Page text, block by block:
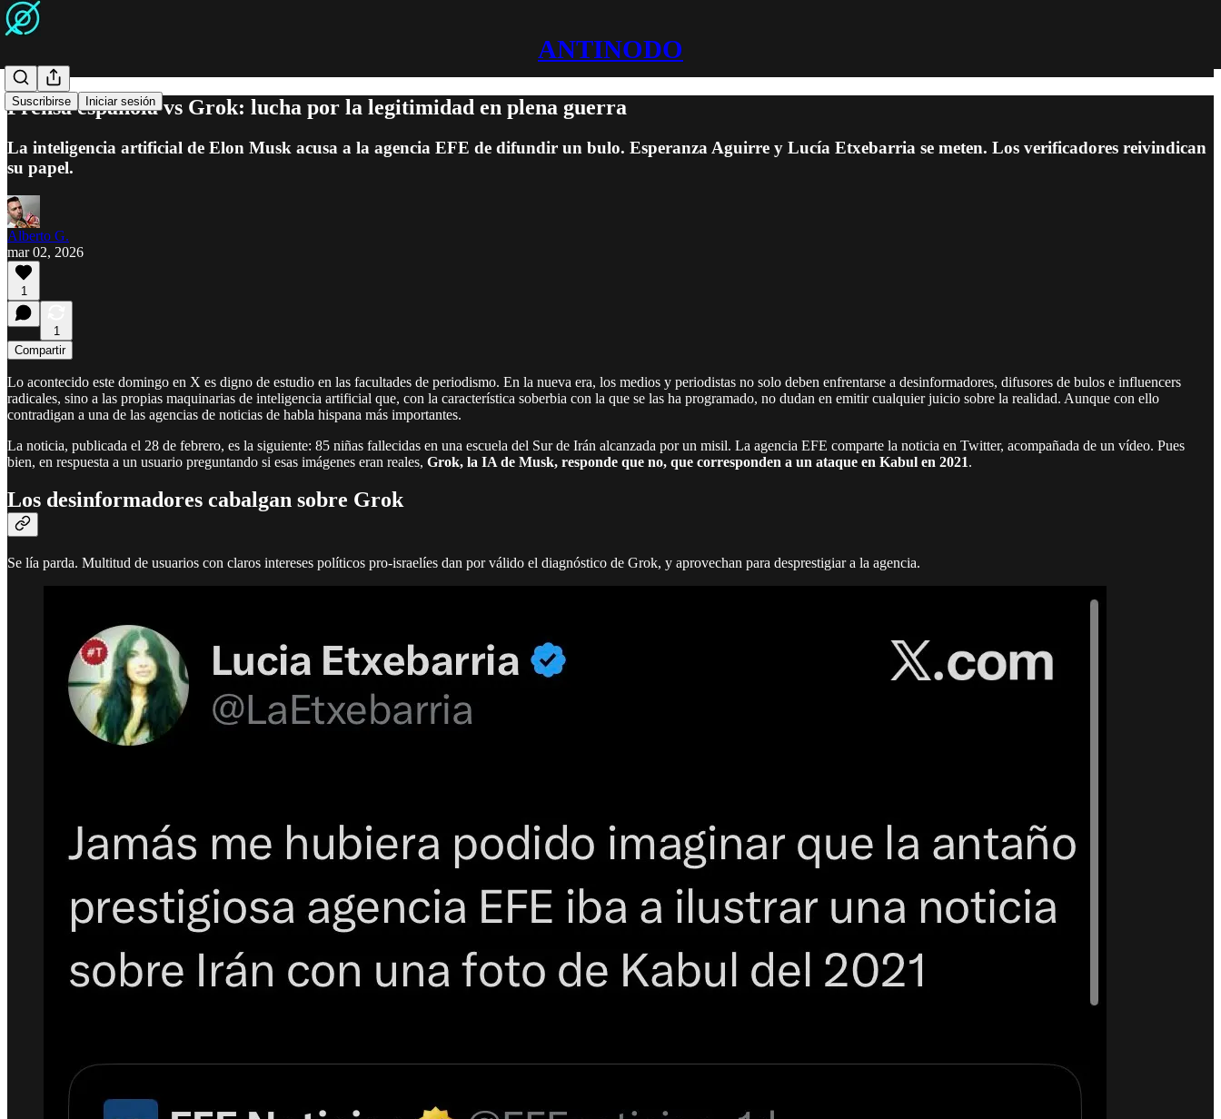
ANTINODO
Suscribirse Iniciar sesión
Prensa española vs Grok: lucha por la legitimidad en plena guerra
La inteligencia artificial de Elon Musk acusa a la agencia EFE de difundir un bulo. Esperanza Aguirre y Lucía Etxebarria se meten. Los verificadores reivindican
su papel.
Alberto G.
mar 02, 2026
1
1
Compartir
Lo acontecido este domingo en X es digno de estudio en las facultades de periodismo. En la nueva era, los medios y periodistas no solo deben enfrentarse a desinformadores, difusores de bulos e influencers
radicales, sino a las propias maquinarias de inteligencia artificial que, con la característica soberbia con la que se las ha programado, no dudan en emitir cualquier juicio sobre la realidad. Aunque con ello
contradigan a una de las agencias de noticias de habla hispana más importantes.
La noticia, publicada el 28 de febrero, es la siguiente: 85 niñas fallecidas en una escuela del Sur de Irán alcanzada por un misil. La agencia EFE comparte la noticia en Twitter, acompañada de un vídeo. Pues
bien, en respuesta a un usuario preguntando si esas imágenes eran reales, Grok, la IA de Musk, responde que no, que corresponden a un ataque en Kabul en 2021.
Los desinformadores cabalgan sobre Grok
Se lía parda. Multitud de usuarios con claros intereses políticos pro-israelíes dan por válido el diagnóstico de Grok, y aprovechan para desprestigiar a la agencia.